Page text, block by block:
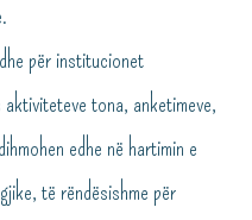
për institucionet
tona, anketimeve,
edhe në hartimin e
të rëndësishme për